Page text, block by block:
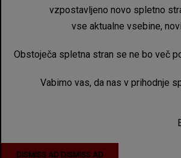
vzpostavljeno novo spletno
vse aktualne vsebine,
Obstoječa spletna stran se ne bo več
Vabimo vas, da nas v prihodnje
DISMISS AD DISMISS AD